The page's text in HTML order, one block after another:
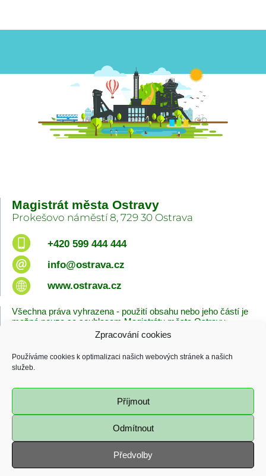
Zpracování cookies
Používáme cookies k optimalizaci našich webových stránek a našich
služeb.
Příjmout
Odmítnout
Předvolby
Magistrát města Ostravy
Prokešovo náměstí 8, 729 30 Ostrava
+420 599 444 444
info@ostrava.cz
www.ostrava.cz
Všechna práva vyhrazena - použití obsahu nebo jeho částí je
možné pouze se souhlasem Magistrátu města Ostravy.
Zásady cookies
Poslední změna